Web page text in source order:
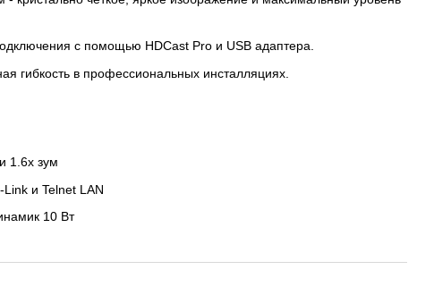
с помощью HDCast Pro и USB адаптера.
гибкость в профессиональных инсталляциях.
1.6x зум
и Telnet LAN
10 Вт